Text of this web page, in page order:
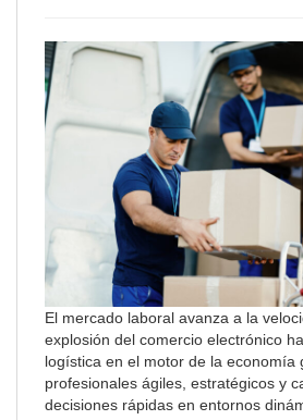
El mercado laboral avanza a la
explosión del comercio electrónico
logística en el motor de la economía
profesionales ágiles, estratégicos y
decisiones rápidas en entornos